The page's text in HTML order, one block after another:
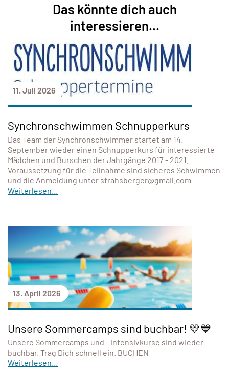
Das könnte dich auch
interessieren...
11. Juli 2026
Synchronschwimmen Schnupperkurs
Das Team der Synchronschwimmer startet am 14.
September wieder einen Schnupperkurs für interessierte
Mädchen und Burschen der Jahrgänge 2017 - 2021.
Voraussetzung für die Teilnahme sind sicheres Schwimmen
und die Anmeldung unter strahsberger@gmail.com
Weiterlesen...
13. April 2026
Unsere Sommercamps sind buchbar! 💛💙
Unsere Sommercamps und - intensivkurse sind wieder
buchbar. Trag Dich schnell ein. BUCHEN
Weiterlesen...